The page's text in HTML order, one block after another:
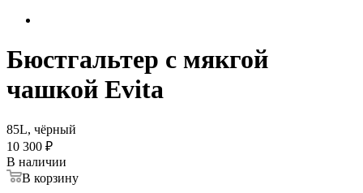
Бюстгальтер с мякгой
чашкой Evita
85L, чёрный
10 300 ₽
В наличии
В корзину